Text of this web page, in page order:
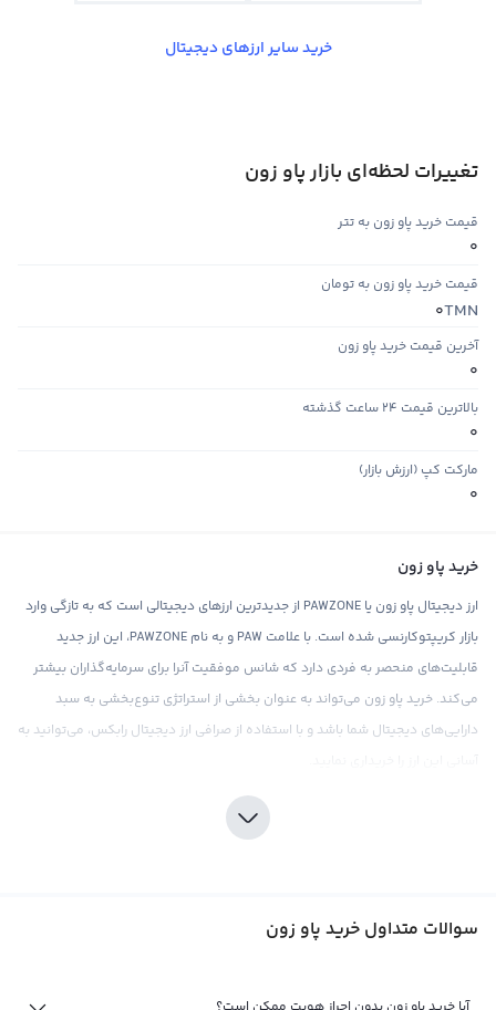
خرید سایر ارزهای دیجیتال
تغییرات لحظه‌ای بازار پاو زون
قیمت خرید پاو زون به تتر
0
قیمت خرید پاو زون به تومان
TMN
0
آخرین قیمت خرید پاو زون
0
بالاترین قیمت ۲۴ ساعت گذشته
0
مارکت کپ (ارزش بازار)
0
خرید پاو زون
ارز دیجیتال پاو زون یا PAWZONE از جدیدترین ارزهای دیجیتالی است که به تازگی وارد
بازار کریپتوکارنسی شده است. با علامت PAW و به نام PAWZONE، این ارز جدید
قابلیت‌های منحصر به فردی دارد که شانس موفقیت آنرا برای سرمایه‌گذاران بیشتر
می‌کند. خرید پاو زون می‌تواند به عنوان بخشی از استراتژی تنوع‌بخشی به سبد
دارایی‌های دیجیتال شما باشد و با استفاده از صرافی ارز دیجیتال رابکس، می‌توانید به
سرمایه‌گذاران حرفه‌ای معتقدند که پاو زون ظرفیت بالایی برای رشد دارد و می‌تواند به
عنوان یک سرمایه‌گذاری جذاب در بازار کریپتوکارنسی شناخته شود. با این حال،
ابزارهای تحلیلی موثق و اطلاعات بازار به روز، به کاربران خود کمک می‌کند تا
سوالات متداول خرید پاو زون